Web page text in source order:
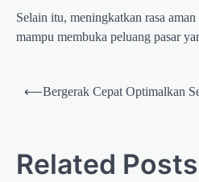
Selain itu, meningkatkan rasa
mampu membuka peluang pasar
Post
⟵Bergerak Cepat Optimalkan
Related Posts